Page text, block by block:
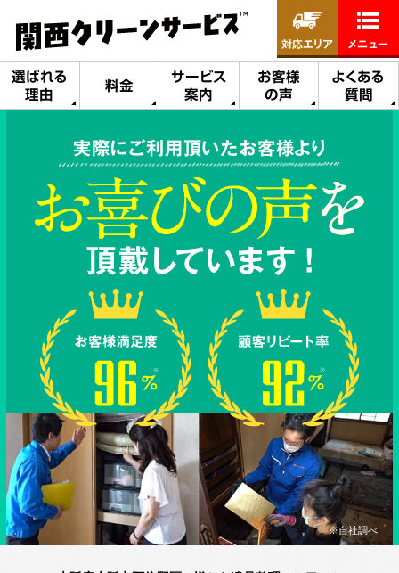
選ばれる
理由
料金
サービス
案内
お客様
の声
よくある
質問
対応エリア メニュー
実際にご利用頂いたお客様より
※自社調べ